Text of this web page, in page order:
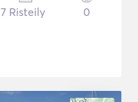
7 Risteily 0